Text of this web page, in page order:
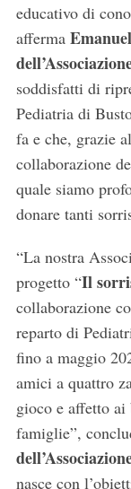
educativo di
afferma
soddisfatti di
Pediatria di
fa e che, grazie
collaborazione
quale siamo
donare tanti
“La nostra
progetto “Il
collaborazione
reparto di
fino a maggio
amici a quattro
gioco e affetto
famiglie”,
nasce con
S
a
r
c
h